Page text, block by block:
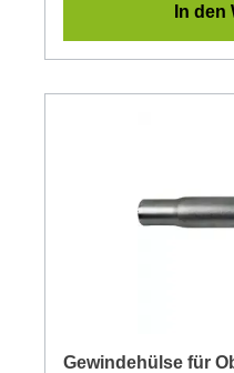
In den
Gewindehülse für